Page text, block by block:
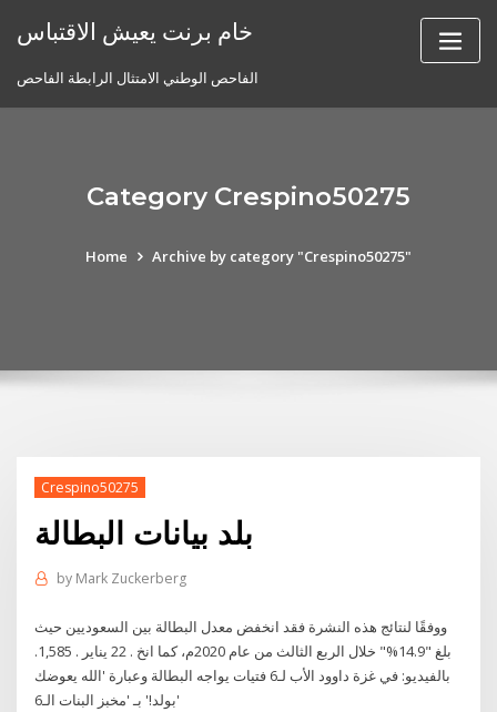
خام برنت يعيش الاقتباس
الفاحص الوطني الامتثال الرابطة الفاحص
Category Crespino50275
Home Archive by category "Crespino50275"
Crespino50275
بلد بيانات البطالة
by Mark Zuckerberg
ووفقًا لنتائج هذه النشرة فقد انخفض معدل البطالة بين السعوديين حيث
بلغ "14.9%" خلال الربع الثالث من عام 2020م، كما انخ . 22 يناير . 1,585.
بالفيديو: في غزة داوود الأب لـ6 فتيات يواجه البطالة وعبارة 'الله يعوضك
بولد!' بـ 'مخبز البنات الـ6'